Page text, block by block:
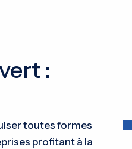
:
toutes formes
profitant à la